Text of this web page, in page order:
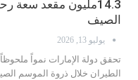
14.3مليون مقعد سعة
الصيف
يوليو 13, 2026
تحقق دولة الإمارات نمواً
الطيران خلال ذروة الموسم